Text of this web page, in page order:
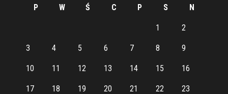
P
W Ś C P S N
1 2
3 4 5 6 7 8 9
10 11 12 13 14 15 16
17 18 19 20 21 22 23